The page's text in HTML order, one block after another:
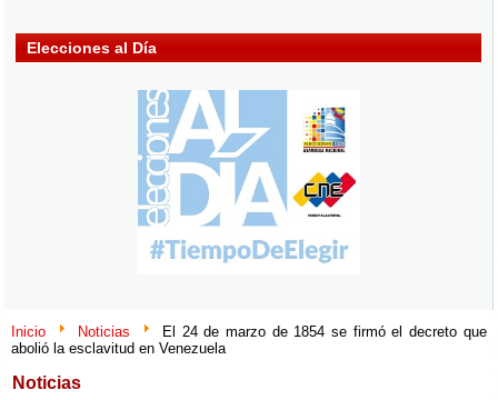
Elecciones al Día
Inicio Noticias
El 24 de marzo de 1854 se firmó el decreto que
abolió la esclavitud en Venezuela
Noticias